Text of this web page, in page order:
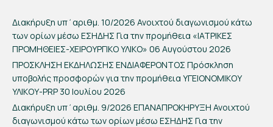
Διακήρυξη υπ΄αριθμ. 10/2026 Ανοιχτού διαγωνισμού κάτω
των ορίων μέσω ΕΣΗΔΗΣ Για την προμήθεια «ΙΑΤΡΙΚΕΣ
ΠΡΟΜΗΘΕΙΕΣ-ΧΕΙΡΟΥΡΓΙΚΟ ΥΛΙΚΟ» 06 Αυγούστου 2026
ΠΡΟΣΚΛΗΣΗ ΕΚΔΗΛΩΣΗΣ ΕΝΔΙΑΦΕΡΟΝΤΟΣ Πρόσκληση
υποβολής προσφορών για την προμήθεια ΥΓΕΙΟΝΟΜΙΚΟΥ
ΥΛΙΚΟΥ-PRP 30 Ιουλίου 2026
Διακήρυξη υπ΄αριθμ. 9/2026 ΕΠΑΝΑΠΡΟΚΗΡΥΞΗ Ανοιχτού
διαγωνισμού κάτω των ορίων μέσω ΕΣΗΔΗΣ Για την